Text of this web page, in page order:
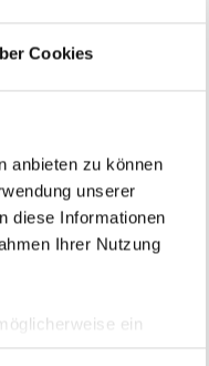
Cookies
anbieten zu können
unserer
diese Informationen
Ihrer Nutzung
ein
in